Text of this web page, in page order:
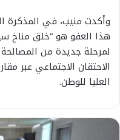
وأكدت منيب، في المذكرة
هذا العفو هو “خلق مناخ
لمرحلة جديدة من المصالحة
الاحتقان الاجتماعي عبر
العليا للوطن.
ج